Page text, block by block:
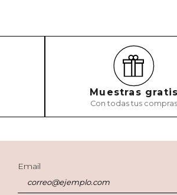
Escribe un
Muestras gratis
Con todas tus compras
Email